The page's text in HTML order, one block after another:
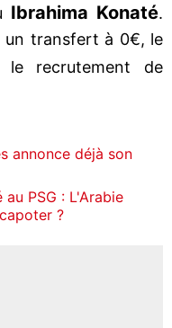
Ibrahima Konaté.
un transfert à 0€, le
recrutement de
annonce déjà son
PSG : L'Arabie
?